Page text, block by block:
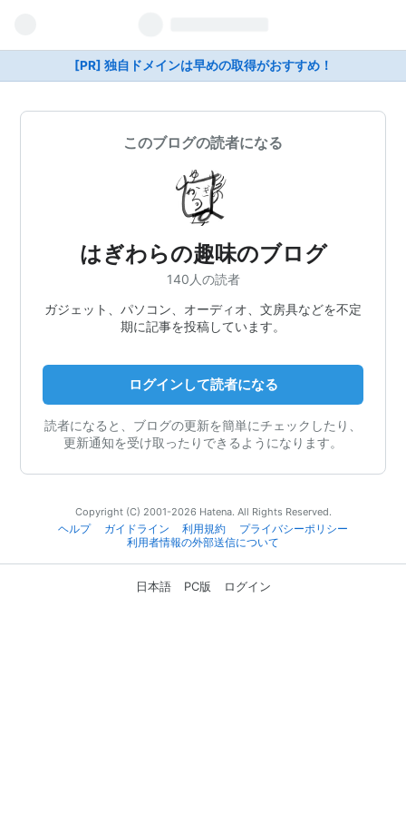
[PR] 独自ドメインは早めの取得がおすすめ！
このブログの読者になる
はぎわらの趣味のブログ
140人の読者
ガジェット、パソコン、オーディオ、文房具などを不定
期に記事を投稿しています。
ログインして読者になる
読者になると、ブログの更新を簡単にチェックしたり、
更新通知を受け取ったりできるようになります。
Copyright (C) 2001-2026 Hatena. All Rights Reserved.
ヘルプ
ガイドライン 利用規約
プライバシーポリシー
利用者情報の外部送信について
日本語 PC版 ログイン